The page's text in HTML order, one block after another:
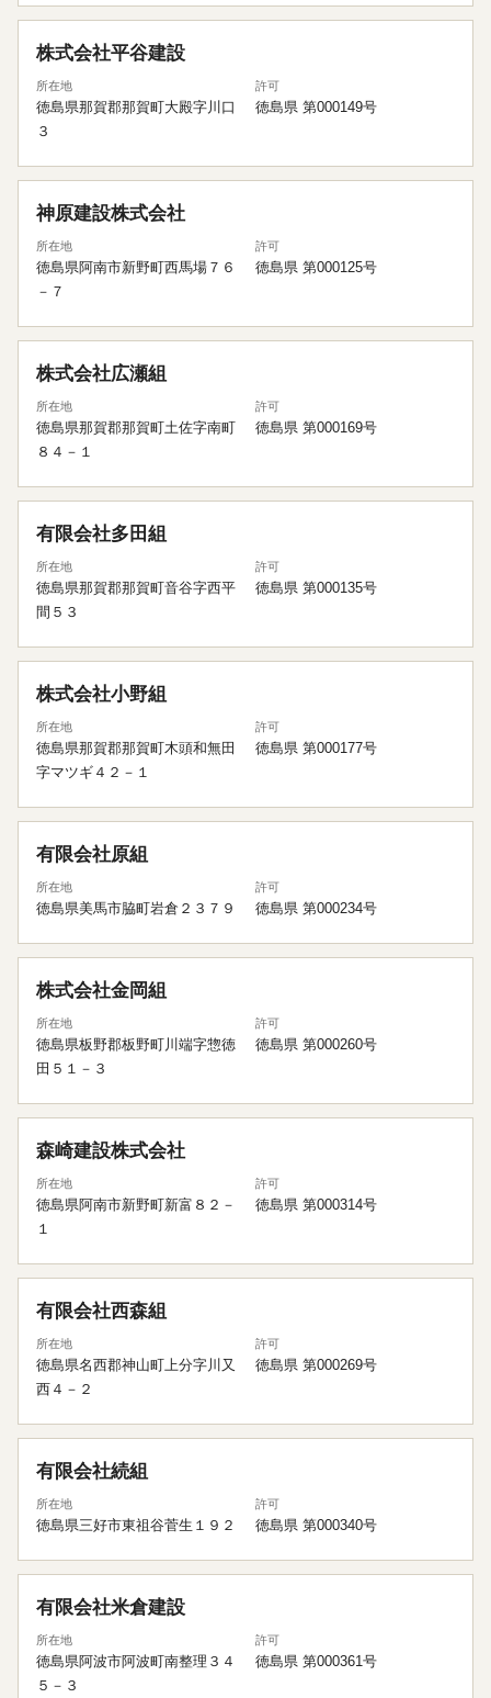
株式会社平谷建設
所在地
徳島県那賀郡那賀町大殿字川口
３
許可
徳島県 第000149号
神原建設株式会社
所在地
徳島県阿南市新野町西馬場７６
－７
許可
徳島県 第000125号
株式会社広瀬組
所在地
徳島県那賀郡那賀町土佐字南町
８４－１
許可
徳島県 第000169号
有限会社多田組
所在地
徳島県那賀郡那賀町音谷字西平
間５３
許可
徳島県 第000135号
株式会社小野組
所在地
徳島県那賀郡那賀町木頭和無田
字マツギ４２－１
許可
徳島県 第000177号
有限会社原組
所在地
徳島県美馬市脇町岩倉２３７９
許可
徳島県 第000234号
株式会社金岡組
所在地
徳島県板野郡板野町川端字惣徳
田５１－３
許可
徳島県 第000260号
森崎建設株式会社
所在地
徳島県阿南市新野町新富８２－
１
許可
徳島県 第000314号
有限会社西森組
所在地
徳島県名西郡神山町上分字川又
西４－２
許可
徳島県 第000269号
有限会社続組
所在地
徳島県三好市東祖谷菅生１９２
許可
徳島県 第000340号
有限会社米倉建設
所在地
徳島県阿波市阿波町南整理３４
５－３
許可
徳島県 第000361号